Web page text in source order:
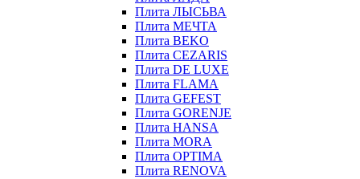
Плита ЛЫСЬВА
Плита МЕЧТА
Плита BEKO
Плита CEZARIS
Плита DE LUXE
Плита FLAMA
Плита GEFEST
Плита GORENJE
Плита HANSA
Плита MORA
Плита OPTIMA
Плита RENOVA